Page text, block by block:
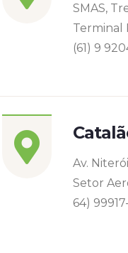
SMAS,
Terminal
(61) 9
Av.
Setor
64)